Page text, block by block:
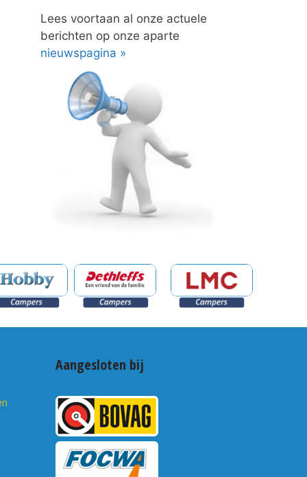
Lees voortaan al onze actuele
berichten op onze aparte
nieuwspagina »
Aangesloten bij